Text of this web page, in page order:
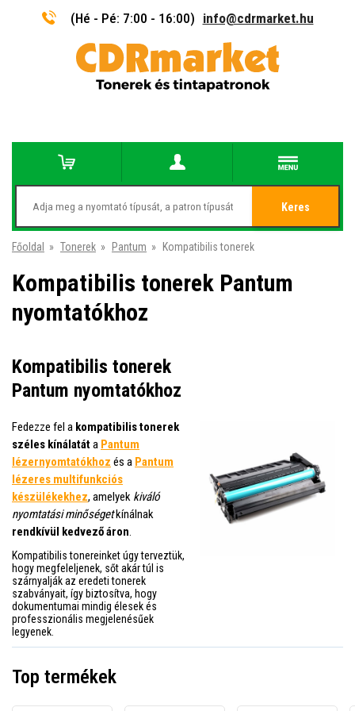
(Hé - Pé: 7:00 - 16:00) info@cdrmarket.hu
Keres
Főoldal » Tonerek » Pantum » Kompatibilis tonerek
Kompatibilis tonerek Pantum
nyomtatókhoz
Kompatibilis tonerek
Pantum nyomtatókhoz
Fedezze fel a kompatibilis tonerek
széles kínálatáta Pantum
lézernyomtatókhoz és a Pantum
lézeres multifunkciós
készülékekhez, amelyek kiváló
nyomtatási minőségetkínálnak
rendkívül kedvező áron.
Kompatibilis tonereinket úgy terveztük,
hogy megfeleljenek, sőt akár túl is
szárnyalják az eredeti tonerek
szabványait, így biztosítva, hogy
dokumentumai mindig élesek és
professzionális megjelenésűek
legyenek.
Top termékek